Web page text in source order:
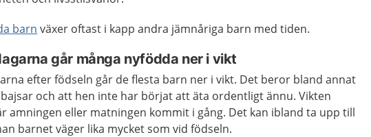
barn växer oftast i kapp andra jämnåriga barn med tiden.
går många nyfödda ner i vikt
efter födseln går de flesta barn ner i vikt. Det beror bland annat
och att hen inte har börjat att äta ordentligt ännu. Vikten
amningen eller matningen kommit i gång. Det kan ibland ta upp till
barnet väger lika mycket som vid födseln.